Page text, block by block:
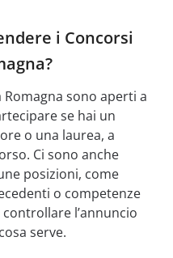
i Concorsi
Romagna sono aperti a
se hai un
o una laurea, a
Ci sono anche
posizioni, come
o competenze
l’annuncio
serve.